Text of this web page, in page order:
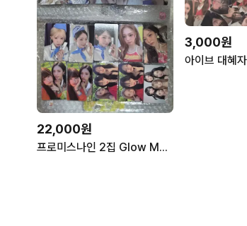
22,000원
프로미스나인 2집 Glow ME 비타민버전 포카 20장 일괄 세트
3,000원